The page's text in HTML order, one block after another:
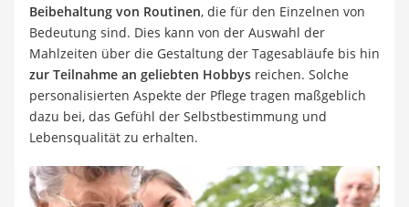
Beibehaltung von Routinen, die für den Einzelnen von
Bedeutung sind. Dies kann von der Auswahl der
Mahlzeiten über die Gestaltung der Tagesabläufe bis hin
zur Teilnahme an geliebten Hobbys reichen. Solche
personalisierten Aspekte der Pflege tragen maßgeblich
dazu bei, das Gefühl der Selbstbestimmung und
Lebensqualität zu erhalten.